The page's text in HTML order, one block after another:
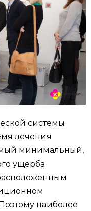
системы
лечения
минимальный,
ущерба
наиболее